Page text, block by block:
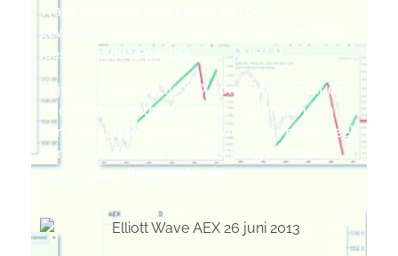
Wave methode vroegtijdig werden
gewaarschuwd voor deze stijging van de AEX
leest u op deze pagina.
In juni 2013 stond de AEX rond 340. Vanuit de
Elliott Wave methode waren er signalen van
een geplaatste bodem. De weg naar boven leek
hervat. Onderstaande afbeelding laat een
analyse van die periode zien.